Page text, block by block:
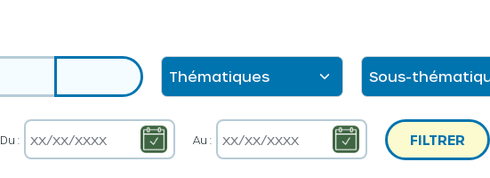
Du : Au : FILTRER